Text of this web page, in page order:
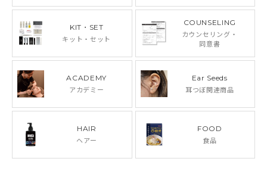
KIT・SET
キット・セット
COUNSELING
カウンセリング・
同意書
ACADEMY
アカデミー
Ear Seeds
耳つぼ関連商品
HAIR
ヘアー
FOOD
食品